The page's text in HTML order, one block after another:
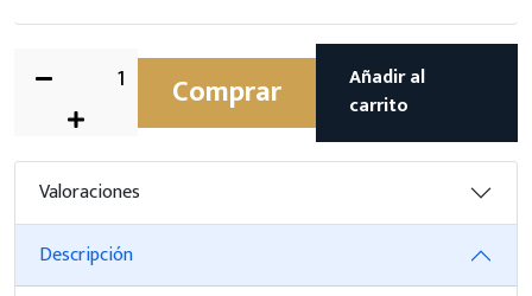
Comprar
Añadir al
carrito
Valoraciones
Descripción